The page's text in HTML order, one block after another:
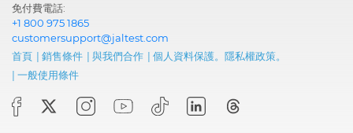
免付費電話:
+1 800 975 1865
customersupport@jaltest.com
首頁 | 銷售條件 | 與我們合作 | 個人資料保護。隱私權政策。
| 一般使用條件